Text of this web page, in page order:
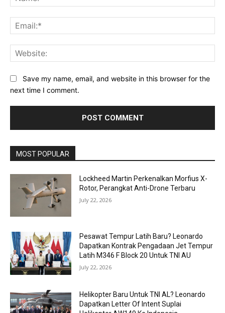
Save my name, email, and website in this browser for the
next time I comment.
MOST POPULAR
Lockheed Martin Perkenalkan Morfius X-
Rotor, Perangkat Anti-Drone Terbaru
July 22, 2026
Pesawat Tempur Latih Baru? Leonardo
Dapatkan Kontrak Pengadaan Jet Tempur
Latih M346 F Block 20 Untuk TNI AU
July 22, 2026
Helikopter Baru Untuk TNI AL? Leonardo
Dapatkan Letter Of Intent Suplai